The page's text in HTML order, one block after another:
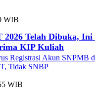
WIB
2026 Telah Dibuka, Ini
KIP Kuliah
WIB